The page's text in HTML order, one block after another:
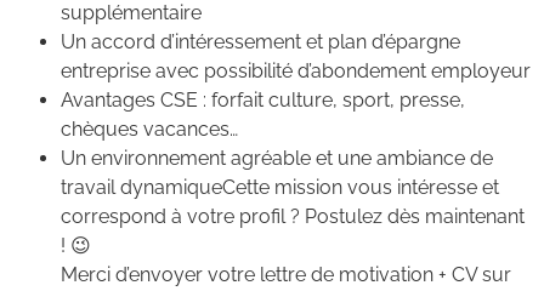
supplémentaire
Un accord d’intéressement et plan d’épargne
entreprise avec possibilité d’abondement employeur
Avantages CSE : forfait culture, sport, presse,
chèques vacances…
Un environnement agréable et une ambiance de
travail dynamiqueCette mission vous intéresse et
correspond à votre profil ? Postulez dès maintenant
! 😉
Merci d’envoyer votre lettre de motivation + CV sur